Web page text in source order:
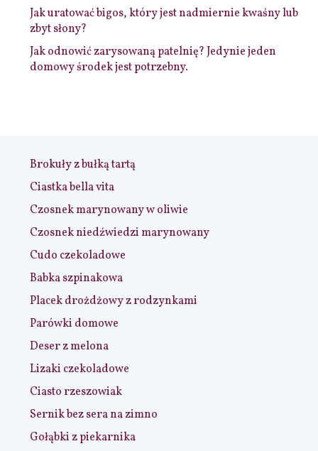
Jak uratować bigos, który jest nadmiernie kwaśny lub
zbyt słony?
Jak odnowić zarysowaną patelnię? Jedynie jeden
domowy środek jest potrzebny.
Brokuły z bułką tartą
Ciastka bella vita
Czosnek marynowany w oliwie
Czosnek niedźwiedzi marynowany
Cudo czekoladowe
Babka szpinakowa
Placek drożdżowy z rodzynkami
Parówki domowe
Deser z melona
Lizaki czekoladowe
Ciasto rzeszowiak
Sernik bez sera na zimno
Gołąbki z piekarnika